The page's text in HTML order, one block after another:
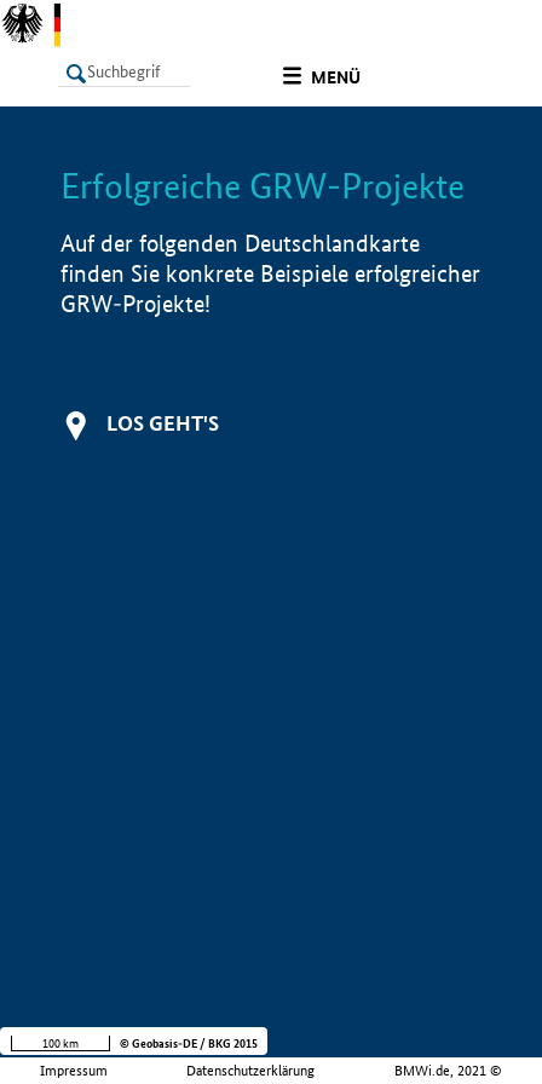
MENÜ
LISTE Info
Erfolgreiche GRW-Projekte
Auf der folgenden Deutschlandkarte
finden Sie konkrete Beispiele erfolgreicher
GRW-Projekte!
LOS GEHT'S
Impressum Datenschutzerklärung BMWi.de, 2021 ©
100 km © Geobasis-DE / BKG 2015